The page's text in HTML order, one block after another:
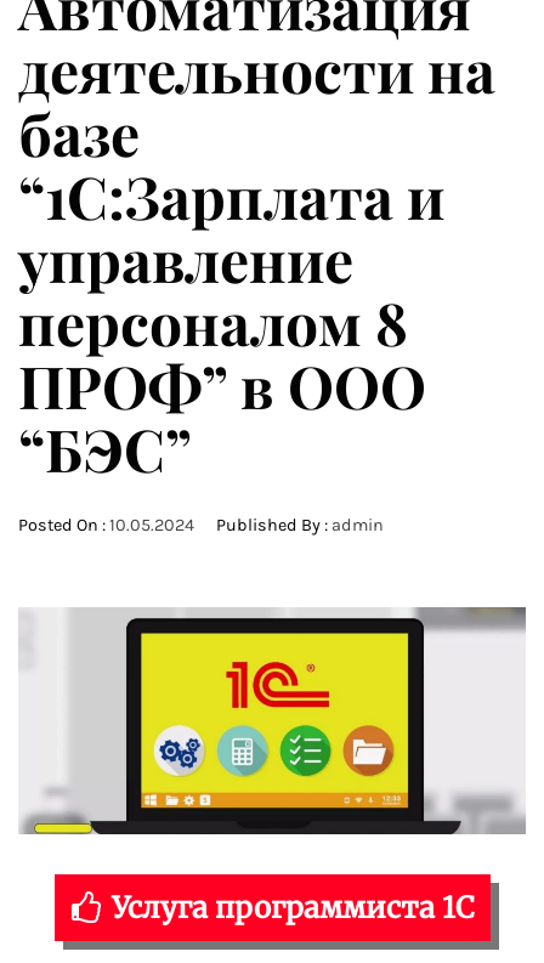
деятельности на
базе
“1С:Зарплата и
управление
персоналом 8
ПРОФ” в ООО
“БЭС”
Posted On :10.05.2024 Published By : admin
Услуга программиста 1С